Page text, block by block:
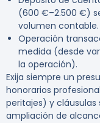
(600 €–2.500 €)
volumen contable.
Operación
medida (desde
la operación).
Exija siempre un
honorarios
peritajes) y cláusulas
ampliación de